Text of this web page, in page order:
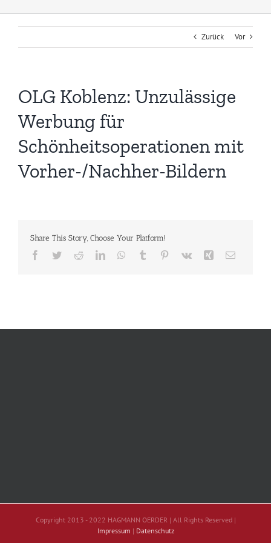
Zurück Vor
OLG Koblenz: Unzulässige
Werbung für
Schönheitsoperationen mit
Vorher-/Nachher-Bildern
Share This Story, Choose Your Platform!
Facebook
TwitterRedditLinkedInWhatsApp
Tumblr Pinterest
Vk Xing E-
Copyright 2013 - 2022 HAGMANN OERDER | All Rights Reserved |
Impressum | Datenschutz